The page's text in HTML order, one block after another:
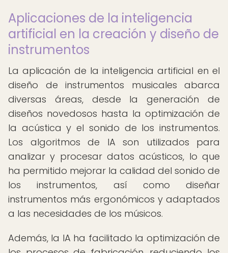
Aplicaciones de la inteligencia
artificial en la creación y diseño de
instrumentos
La aplicación de la inteligencia artificial en el
diseño de instrumentos musicales abarca
diversas áreas, desde la generación de
diseños novedosos hasta la optimización de
la acústica y el sonido de los instrumentos.
Los algoritmos de IA son utilizados para
analizar y procesar datos acústicos, lo que
ha permitido mejorar la calidad del sonido de
los instrumentos, así como diseñar
instrumentos más ergonómicos y adaptados
a las necesidades de los músicos.
Además, la IA ha facilitado la optimización de